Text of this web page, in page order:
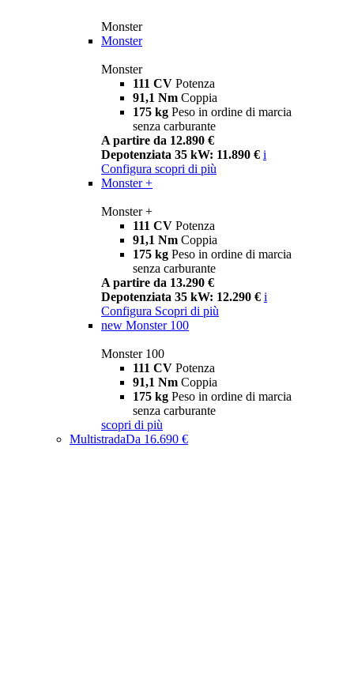
Monster
Monster
Monster
111 CV Potenza
91,1 Nm Coppia
175 kg Peso in ordine di marcia
senza carburante
A partire da 12.890 €
Depotenziata 35 kW: 11.890 € i
Configura scopri di più
Monster +
Monster +
111 CV Potenza
91,1 Nm Coppia
175 kg Peso in ordine di marcia
senza carburante
A partire da 13.290 €
Depotenziata 35 kW: 12.290 € i
Configura Scopri di più
new Monster 100
Monster 100
111 CV Potenza
91,1 Nm Coppia
175 kg Peso in ordine di marcia
senza carburante
scopri di più
MultistradaDa 16.690 €